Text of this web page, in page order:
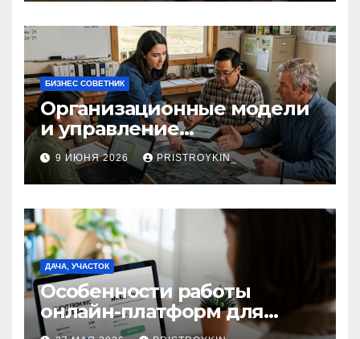
долларовом стейблкоине
БИЗНЕС СОВЕТНИК
Организационные модели
и управление
сельскохозяйственными
компаниями и
предприятиями
9 ИЮНЯ 2026 PRISTROYKIN_
ДАЧА, УЧАСТОК
Особенности работы
онлайн-платформ для
поиска авиабилетов и